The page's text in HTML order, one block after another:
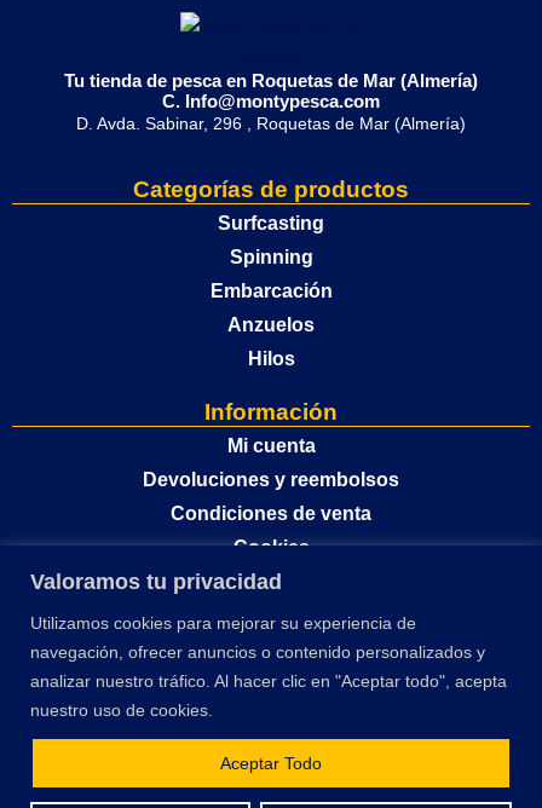
Valoramos tu privacidad
Utilizamos cookies para mejorar su experiencia de
navegación, ofrecer anuncios o contenido personalizados y
analizar nuestro tráfico. Al hacer clic en "Aceptar todo", acepta
nuestro uso de cookies.
Aceptar Todo
Tu tienda de pesca en Roquetas de Mar (Almería)
C. Info@montypesca.com
D. Avda. Sabinar, 296 , Roquetas de Mar (Almería)
Categorías de productos
Surfcasting
Spinning
Embarcación
Anzuelos
Hilos
Información
Mi cuenta
Devoluciones y reembolsos
Condiciones de venta
Cookies
Política de privacidad